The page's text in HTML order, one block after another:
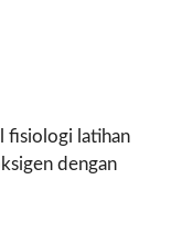
fisiologi latihan
dengan